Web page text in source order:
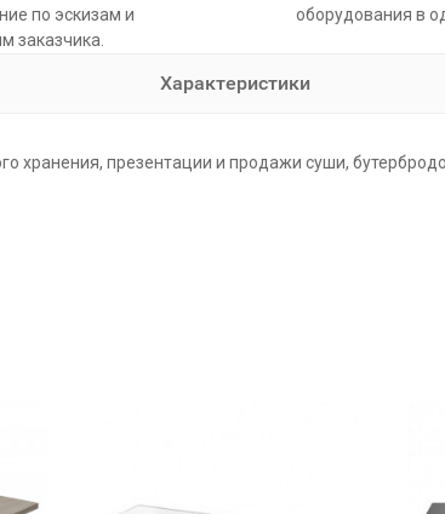
по эскизам и
заказчика.
оборудования в
Характеристики
хранения, презентации и продажи суши,